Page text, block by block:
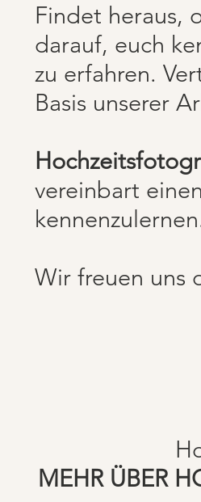
Findet heraus,
darauf, euch
zu erfahren.
Basis unserer
vereinbart
Wir freuen uns
MEHR ÜBER